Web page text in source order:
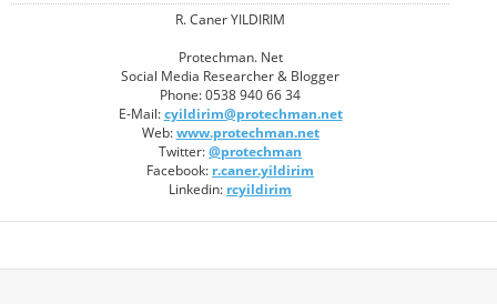
R. Caner YILDIRIM
Protechman. Net
Social Media Researcher & Blogger
Phone: 0538 940 66 34
E-Mail:cyildirim@protechman.net
Web:www.protechman.net
Twitter:@protechman
Facebook: r.caner.yildirim
Linkedin: rcyildirim